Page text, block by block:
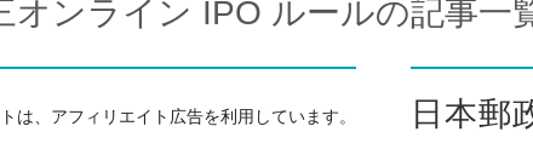
オンライン IPO ルールの記事一
日本郵
は、アフィリエイト広告を利用しています。